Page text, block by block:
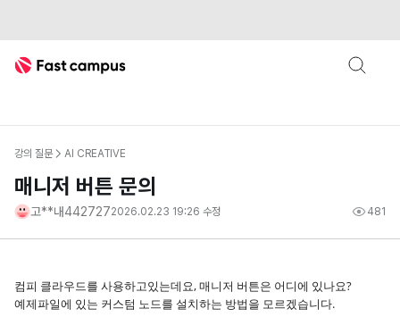
Fast Campus
강의 질문 AI CREATIVE
매니저 버튼 문의
고**내4427272026.02.23 19:26 수정 481
컴피 클라우드를 사용하고있는데요, 매니저 버튼은 어디에 있나요?
예제파일에 있는 커스텀 노드를 설치하는 방법을 모르겠습니다.